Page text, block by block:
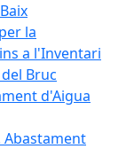
la
a l'Inventari
Bruc
d'Aigua